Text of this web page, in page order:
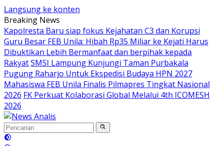
Langsung ke konten
Breaking News
Kapolresta Baru siap fokus Kejahatan C3 dan Korupsi
Guru Besar FEB Unila: Hibah Rp35 Miliar ke Kejati Harus
Dibuktikan Lebih Bermanfaat dan berpihak kepada
RakyatSMSI Lampung Kunjungi Taman Purbakala
Pugung Raharjo Untuk Ekspedisi Budaya HPN 2027
Mahasiswa FEB Unila Finalis Pilmapres Tingkat Nasional
2026 FK Perkuat Kolaborasi Global Melalui 4th ICOMESH
2026